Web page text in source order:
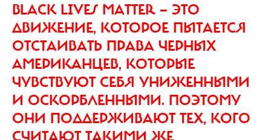
BLACK LIVES MATTER — ЭТО
ДВИЖЕНИЕ, КОТОРОЕ ПЫТАЕТСЯ
ОТСТАИВАТЬ ПРАВА ЧЕРНЫХ
АМЕРИКАНЦЕВ, КОТОРЫЕ
ЧУВСТВУЮТ СЕБЯ УНИЖЕННЫМИ
И ОСКОРБЛЕННЫМИ. ПОЭТОМУ
ОНИ ПОДДЕРЖИВАЮТ ТЕХ, КОГО
СЧИТАЮТ ТАКИМИ ЖЕ